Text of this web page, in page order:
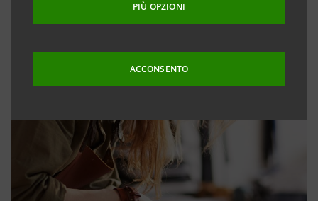
PIÙ OPZIONI
ACCONSENTO